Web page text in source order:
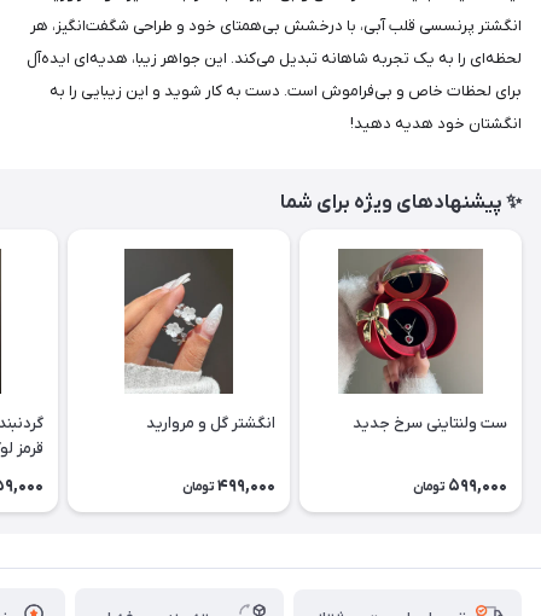
انگشتر پرنسسی قلب آبی، با درخشش بی‌همتای خود و طراحی شگفت‌انگیز، هر
لحظه‌ای را به یک تجربه شاهانه تبدیل می‌کند. این جواهر زیبا، هدیه‌ای ایده‌آل
برای لحظات خاص و بی‌فراموش است. دست به کار شوید و این زیبایی را به
انگشتان خود هدیه دهید!
✨ پیشنهادهای ویژه برای شما
ست ولنتاینی سرخ جدید
599,000 تومان
انگشتر گل و مروارید
499,000 تومان
قرمز